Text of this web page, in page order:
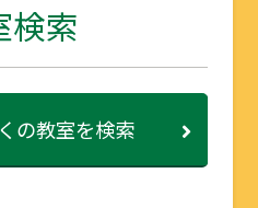
検索
の教室を検索